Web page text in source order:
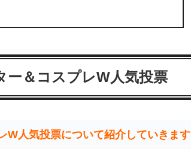
ー＆コスプレW人気投票
W人気投票について紹介していきます